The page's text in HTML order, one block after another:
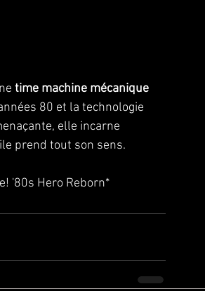
time machine mécanique
80 et la technologie
elle incarne
prend tout son sens.
'80s Hero Reborn*